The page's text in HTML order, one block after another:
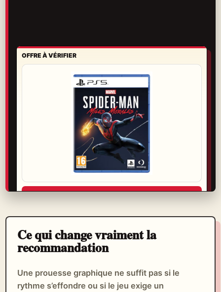
OFFRE À VÉRIFIER
Ce qui change vraiment la
recommandation
Une prouesse graphique ne suffit pas si le
rythme s’effondre ou si le jeu exige un